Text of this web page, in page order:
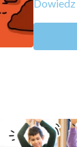
ćwiczenia
ćwiczenia
Rozrywka
Dowiedz